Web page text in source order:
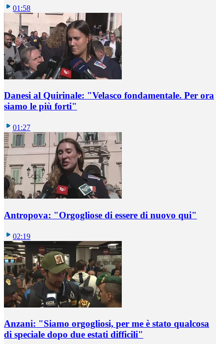
01:58
Danesi al Quirinale: "Velasco fondamentale. Per ora
siamo le più forti"
01:27
Antropova: "Orgogliose di essere di nuovo qui"
02:19
Anzani: "Siamo orgogliosi, per me è stato qualcosa
di speciale dopo due estati difficili"